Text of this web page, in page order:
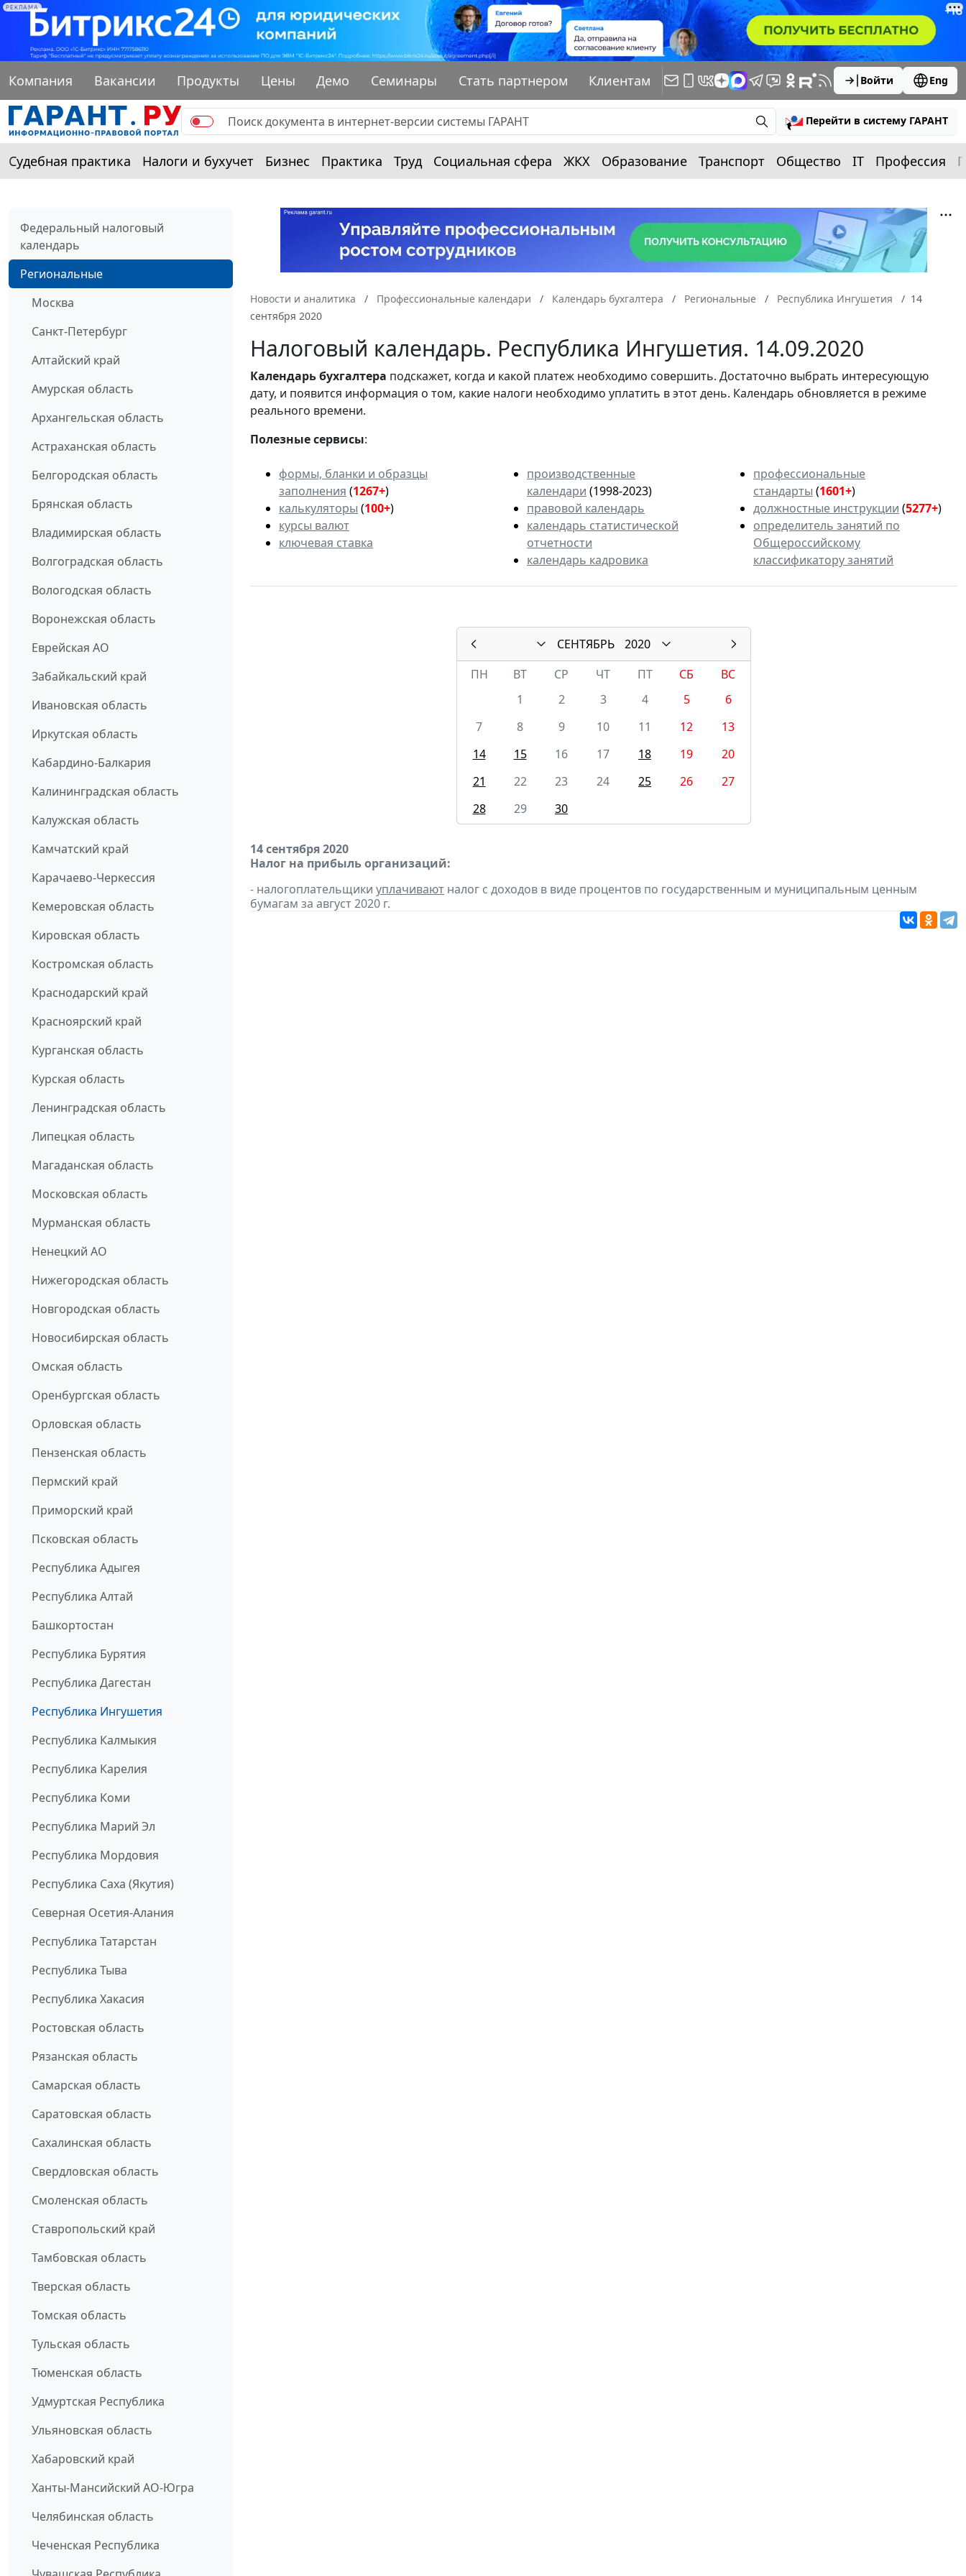
РЕКЛАМА
Компания Вакансии Продукты Цены Демо Семинары Стать партнером Клиентам Войти Eng
Перейти в систему ГАРАНТ
Судебная практика Налоги и бухучет Бизнес Практика Труд Социальная сфера ЖКХ Образование Транспорт Общество IT Профессия
Федеральный налоговый
календарь
Региональные
Москва
Санкт-Петербург
Алтайский край
Амурская область
Архангельская область
Астраханская область
Белгородская область
Брянская область
Владимирская область
Волгоградская область
Вологодская область
Воронежская область
Еврейская АО
Забайкальский край
Ивановская область
Иркутская область
Кабардино-Балкария
Калининградская область
Калужская область
Камчатский край
Карачаево-Черкессия
Кемеровская область
Кировская область
Костромская область
Краснодарский край
Красноярский край
Курганская область
Курская область
Ленинградская область
Липецкая область
Магаданская область
Московская область
Мурманская область
Ненецкий АО
Нижегородская область
Новгородская область
Новосибирская область
Омская область
Оренбургская область
Орловская область
Пензенская область
Пермский край
Приморский край
Псковская область
Республика Адыгея
Республика Алтай
Башкортостан
Республика Бурятия
Республика Дагестан
Республика Ингушетия
Республика Калмыкия
Республика Карелия
Республика Коми
Республика Марий Эл
Республика Мордовия
Республика Саха (Якутия)
Северная Осетия-Алания
Республика Татарстан
Республика Тыва
Республика Хакасия
Ростовская область
Рязанская область
Самарская область
Саратовская область
Сахалинская область
Свердловская область
Смоленская область
Ставропольский край
Тамбовская область
Тверская область
Томская область
Тульская область
Тюменская область
Удмуртская Республика
Ульяновская область
Хабаровский край
Ханты-Мансийский АО-Югра
Челябинская область
Чеченская Республика
Новости и аналитика Профессиональные календари Календарь бухгалтера Региональные Республика Ингушетия
14
сентября 2020
Налоговый календарь. Республика Ингушетия. 14.09.2020
Календарьбухгалтера подскажет, когда и какой платеж необходимо совершить. Достаточно выбрать интересующую
дату, и появится информация о том, какие налоги необходимо уплатить в этот день. Календарь обновляется в режиме
реального времени.
Полезные сервисы:
формы, бланки и образцы
заполнения (1267+)
калькуляторы (100+)
курсы валют
ключевая ставка
производственные
календари (1998-2023)
правовой календарь
календарь статистической
отчетности
календарь кадровика
профессиональные
стандарты (1601+)
должностные инструкции (5277+)
определитель занятий по
Общероссийскому
классификатору занятий
СЕНТЯБРЬ
2020
ПН
ВТ СР ЧТ ПТ СБ
ВС
1
2 3 4 5
6
7
8 9 10 11 12
13
14
15 16 17 18 19
20
21
22 23 24 25 26
27
28
29 30
14 сентября 2020
Налог на прибыль организаций:
- налогоплательщики уплачивают налог с доходов в виде процентов по государственным и муниципальным ценным
бумагам за август 2020 г.